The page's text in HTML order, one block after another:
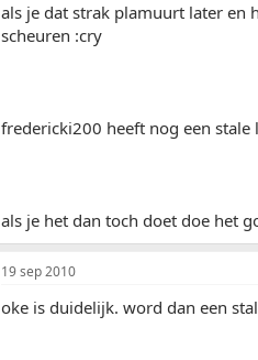
als je dat strak plamuurt later en
scheuren :cry
fredericki200 heeft nog een
als je het dan toch doet doe het
19 sep 2010
oke is duidelijk. word dan een